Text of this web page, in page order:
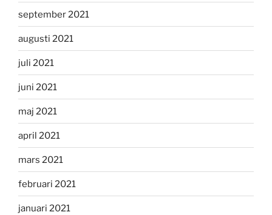
september 2021
augusti 2021
juli 2021
juni 2021
maj 2021
april 2021
mars 2021
februari 2021
januari 2021